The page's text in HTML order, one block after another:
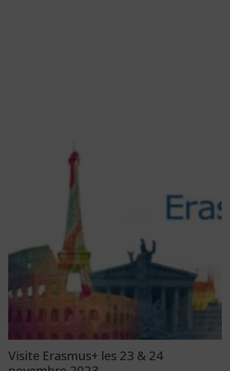
Visite Erasmus+ les 23 & 24